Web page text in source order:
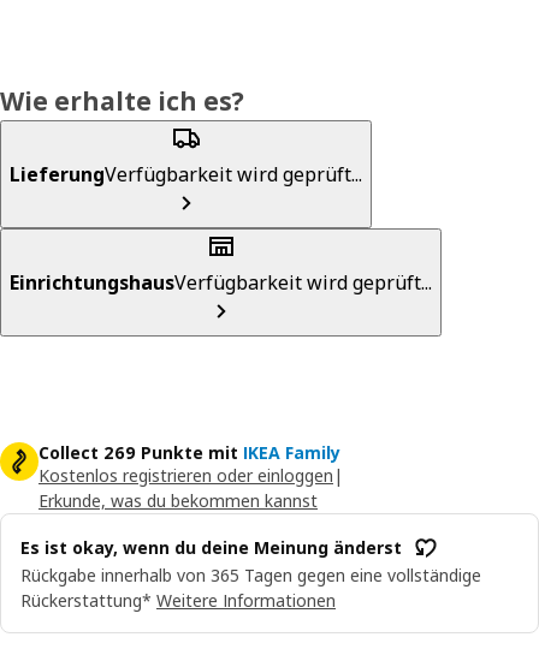
Wie erhalte ich es?
LieferungVerfügbarkeit wird geprüft...
EinrichtungshausVerfügbarkeit wird geprüft...
Collect 269 Punkte mit IKEA Family
Kostenlos registrieren oder einloggen |
Erkunde, was du bekommen kannst
Es ist okay, wenn du deine Meinung änderst
Rückgabe innerhalb von 365 Tagen gegen eine vollständige
Rückerstattung* Weitere Informationen